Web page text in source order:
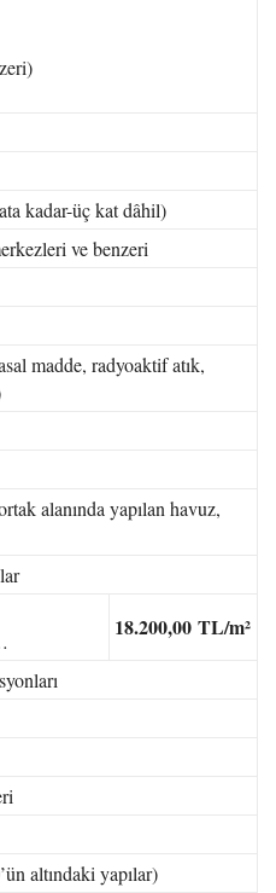
kadar-üç kat dâhil)
ve benzeri
madde, radyoaktif atık,
alanında yapılan havuz,
18.200,00 TL/m²
altındaki yapılar)